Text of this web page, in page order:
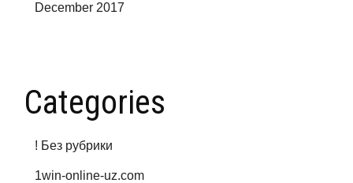
December 2017
Categories
! Без рубрики
1win-online-uz.com